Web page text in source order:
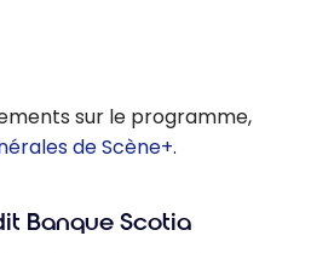
sur le programme,
de Scène+.
Banque Scotia